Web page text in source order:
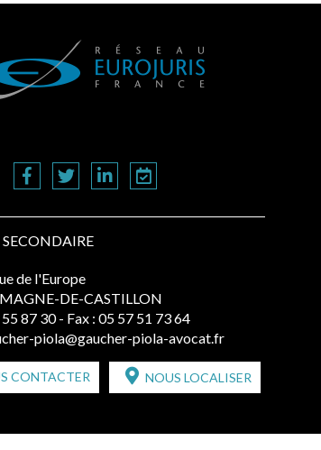
de l'Europe
DE-CASTILLON
87 30 - Fax : 05 57 51 73 64
piola@gaucher-piola-avocat.fr
CONTACTER NOUS LOCALISER